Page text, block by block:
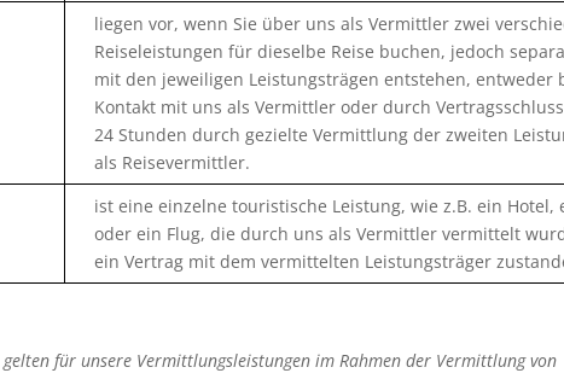
liegen vor, wenn Sie über uns als Vermittler zwei
Reiseleistungen für dieselbe Reise buchen, jedoch
mit den jeweiligen Leistungsträgen entstehen, entweder
Kontakt mit uns als Vermittler oder durch
24 Stunden durch gezielte Vermittlung der zweiten
als Reisevermittler.
ist eine einzelne touristische Leistung, wie z.B. ein Hotel,
oder ein Flug, die durch uns als Vermittler vermittelt
ein Vertrag mit dem vermittelten Leistungsträger
gelten für unsere Vermittlungsleistungen im Rahmen der Vermittlung von